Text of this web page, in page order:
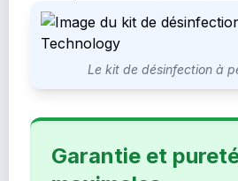
Le kit de désinfection à
Garantie et